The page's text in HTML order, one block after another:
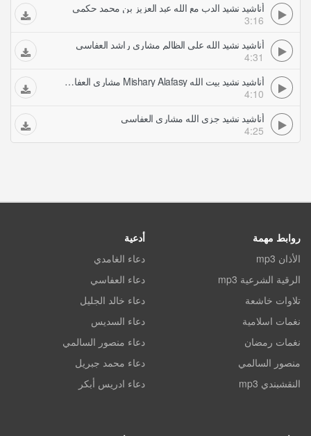
أناشيد نشيد الدب مع الله عبد العزيز بن محمد حكمي
3:16
أناشيد نشيد الله على الظالم مشاري راشد العفاسي
4:31
أناشيد نشيد بيت الله Mishary Alafasy مشاري العفاسي
4:10
أناشيد نشيد جزى الله مشاري العفاسي
4:25
روابط مهمة
الأذان mp3
الرقية الشرعية mp3
تلاوات خاشعة
نغمات اسلامية
نغمات رمضان
منصور السالمي
النقشبندي mp3
أدعية
دعاء الغامدي
دعاء العفاسي
دعاء خالد الجليل
دعاء السديس
دعاء منصور السالمي
دعاء محمد جبريل
دعاء ادريس أبكر